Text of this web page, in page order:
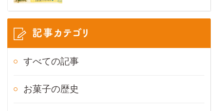
記事カテゴリ
すべての記事
お菓子の歴史